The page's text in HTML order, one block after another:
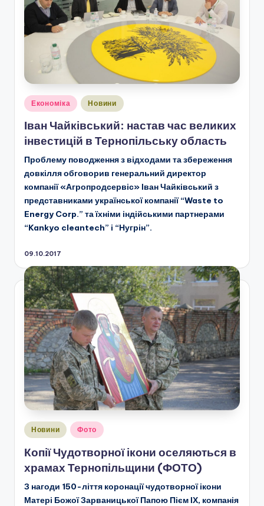
Опубліковано
Економіка Новини
Іван Чайківський: настав час великих
інвестицій в Тернопільську область
Проблему поводження з відходами та збереження
довкілля обговорив генеральний директор
компанії «Агропродсервіс» Іван Чайківський з
представниками української компанії “Waste to
Energy Corp.” та їхніми індійськими партнерами
“Kankyo cleantech” і “Нугрін”.
09.10.2017
Опубліковано
Новини Фото
Копії Чудотворної ікони оселяються в
храмах Тернопільщини (ФОТО)
З нагоди 150-ліття коронації чудотворної ікони
Матері Божої Зарваницької Папою Пієм ІХ, компанія